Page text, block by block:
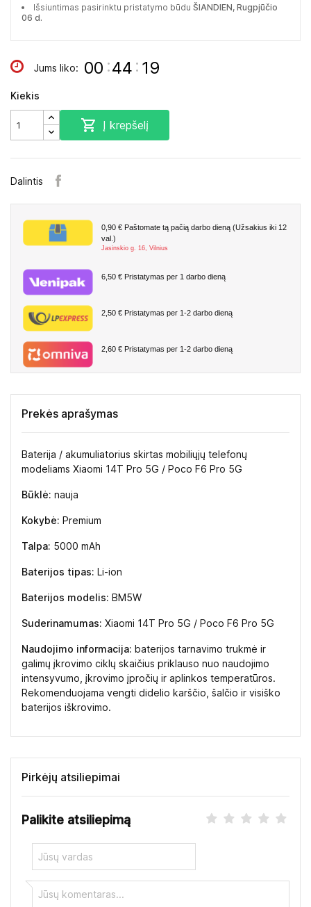
Išsiuntimas pasirinktu pristatymo būdu ŠIANDIEN, Rugpjūčio
06 d.
Jums liko: 00 :44 : 18
Kiekis
 Į krepšelį
Dalintis
0,90 € Paštomate tą pačią darbo dieną (Užsakius iki 12
val.)
Jasinskio g. 16, Vilnius
6,50 € Pristatymas per 1 darbo dieną
2,50 € Pristatymas per 1-2 darbo dieną
2,60 € Pristatymas per 1-2 darbo dieną
Prekės aprašymas
Baterija / akumuliatorius skirtas mobiliųjų telefonų
modeliams Xiaomi 14T Pro 5G / Poco F6 Pro 5G
Būklė: nauja
Kokybė: Premium
Talpa: 5000 mAh
Baterijos tipas: Li-ion
Baterijos modelis: BM5W
Suderinamumas: Xiaomi 14T Pro 5G / Poco F6 Pro 5G
Naudojimo informacija: baterijos tarnavimo trukmė ir
galimų įkrovimo ciklų skaičius priklauso nuo naudojimo
intensyvumo, įkrovimo įpročių ir aplinkos temperatūros.
Rekomenduojama vengti didelio karščio, šalčio ir visiško
baterijos iškrovimo.
Pirkėjų atsiliepimai
Palikite atsiliepimą